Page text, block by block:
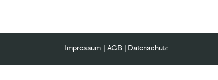
Impressum | AGB | Datenschutz